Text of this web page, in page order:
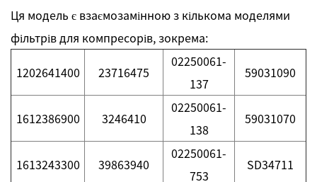
Ця модель є взаємозамінною з кількома моделями
фільтрів для компресорів, зокрема:
1202641400 23716475
02250061-
137
59031090
1612386900 3246410
02250061-
138
59031070
1613243300 39863940
02250061-
753
SD34711